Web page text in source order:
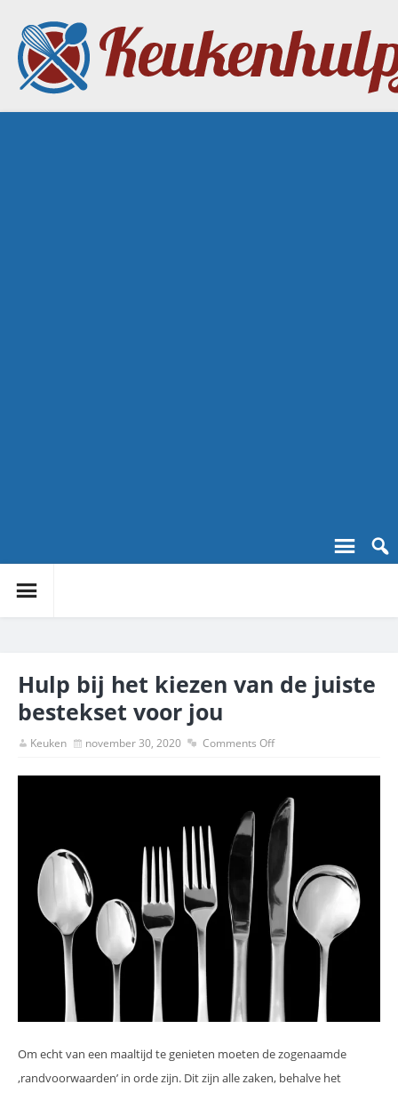
Hulp bij het kiezen van de juiste
bestekset voor jou
Keuken november 30, 2020 Comments Off
Om echt van een maaltijd te genieten moeten de zogenaamde
‚randvoorwaarden’ in orde zijn. Dit zijn alle zaken, behalve het